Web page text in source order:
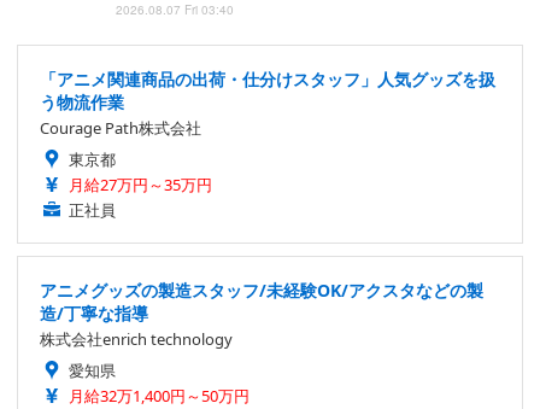
2026.08.07 Fri 03:40
「アニメ関連商品の出荷・仕分けスタッフ」人気グッズを扱
う物流作業
Courage Path株式会社
東京都
月給27万円～35万円
正社員
アニメグッズの製造スタッフ/未経験OK/アクスタなどの製
造/丁寧な指導
株式会社enrich technology
愛知県
月給32万1,400円～50万円